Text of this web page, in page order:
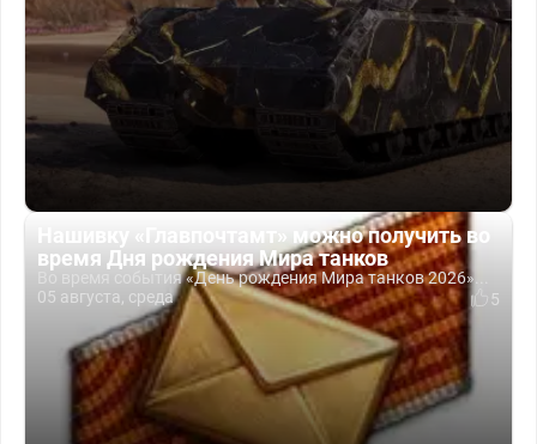
Нашивку «Главпочтамт» можно получить во
время Дня рождения Мира танков
Во время события «День рождения Мира танков 2026»...
05 августа, среда
5